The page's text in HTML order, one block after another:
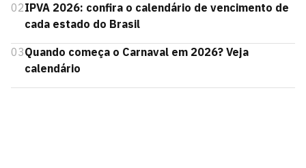
02IPVA 2026: confira o calendário de vencimento de
cada estado do Brasil
03Quando começa o Carnaval em 2026? Veja
calendário